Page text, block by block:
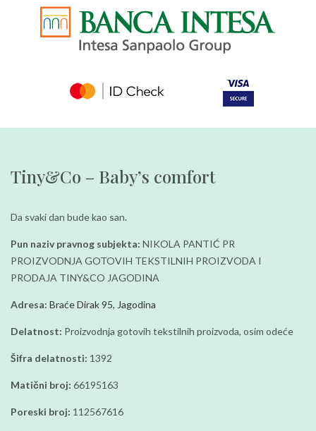
Tiny&Co – Baby’s comfort
Da svaki dan bude kao san.
Pun naziv pravnog subjekta: NIKOLA PANTIĆ PR
PROIZVODNJA GOTOVIH TEKSTILNIH PROIZVODA I
PRODAJA TINY&CO JAGODINA
Adresa: Braće Dirak 95, Jagodina
Delatnost: Proizvodnja gotovih tekstilnih proizvoda, osim odeće
Šifra delatnosti: 1392
Matični broj: 66195163
Poreski broj: 112567616